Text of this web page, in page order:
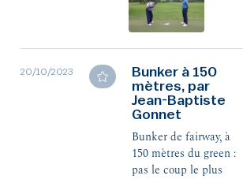
20/10/2023
Bunker à 150
mètres, par
Jean-Baptiste
Gonnet
Bunker de fairway, à
150 mètres du green :
pas le coup le plus